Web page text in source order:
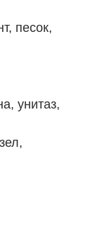
песок,
унитаз,